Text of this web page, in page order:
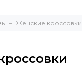
Женские кроссовки